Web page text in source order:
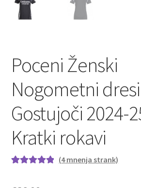
Poceni Ženski
Nogometni
Gostujoči 2024-
Kratki rokavi
(4mnenja strank)